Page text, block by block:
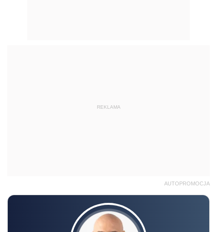
REKLAMA
AUTOPROMOCJA